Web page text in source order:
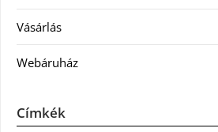
Vásárlás
Webáruház
Címkék